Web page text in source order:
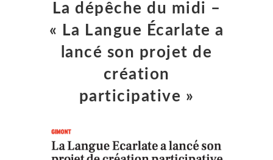
La dépêche du midi –
« La Langue Écarlate a
lancé son projet de
création
participative »